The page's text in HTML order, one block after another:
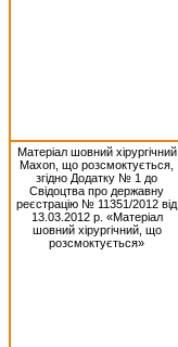
Матеріал шовний хірургічний
Махоn, що розсмоктується,
згідно Додатку № 1 до
Свідоцтва про державну
реєстрацію № 11351/2012 від
13.03.2012 р. «Матеріал
шовний хірургічний, що
розсмоктується»